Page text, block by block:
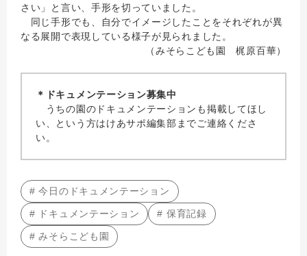
さい」と言い、手形を切っていました。
同じ手形でも、自分でイメージしたことをそれぞれが異
なる展開で表現している様子が見られました。
（みそらこども園 梶原百華）
＊ドキュメンテーション募集中
うちの園のドキュメンテーションも掲載してほし
い、という方はけあサポ編集部までご連絡くださ
い。
# 今日のドキュメンテーション
# ドキュメンテーション # 保育記録
# みそらこども園